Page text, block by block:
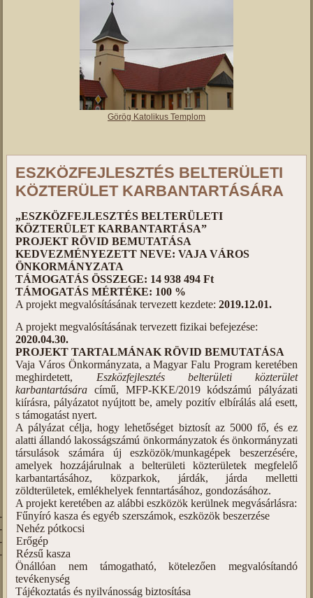
Görög Katolikus Templom
ESZKÖZFEJLESZTÉS BELTERÜLETI
KÖZTERÜLET KARBANTARTÁSÁRA
„ESZKÖZFEJLESZTÉS BELTERÜLETI
KÖZTERÜLET KARBANTARTÁSA”
PROJEKT RÖVID BEMUTATÁSA
KEDVEZMÉNYEZETT NEVE: VAJA VÁROS
ÖNKORMÁNYZATA
TÁMOGATÁS ÖSSZEGE: 14 938 494 Ft
TÁMOGATÁS MÉRTÉKE: 100 %
A projekt megvalósításának tervezett kezdete:2019.12.01.
A projekt megvalósításának tervezett fizikai befejezése:
2020.04.30.
PROJEKT TARTALMÁNAK RÖVID BEMUTATÁSA
Vaja Város Önkormányzata, a Magyar Falu Program keretében
meghirdetett, Eszközfejlesztés belterületi közterület
karbantartására című, MFP-KKE/2019 kódszámú pályázati
kiírásra, pályázatot nyújtott be, amely pozitív elbírálás alá esett,
s támogatást nyert.
A pályázat célja, hogy lehetőséget biztosít az 5000 fő, és ez
alatti állandó lakosságszámú önkormányzatok és önkormányzati
társulások számára új eszközök/munkagépek beszerzésére,
amelyek hozzájárulnak a belterületi közterületek megfelelő
karbantartásához, közparkok, járdák, járda melletti
zöldterületek, emlékhelyek fenntartásához, gondozásához.
A projekt keretében az alábbi eszközök kerülnek megvásárlásra:
Fűnyíró kasza és egyéb szerszámok, eszközök beszerzése
Nehéz pótkocsi
Erőgép
Rézsű kasza
Önállóan nem támogatható, kötelezően megvalósítandó
tevékenység
Tájékoztatás és nyilvánosság biztosítása